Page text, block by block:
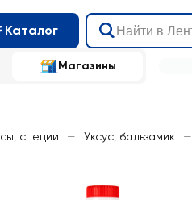
Каталог
Магазины
специи — Уксус, бальзамик —